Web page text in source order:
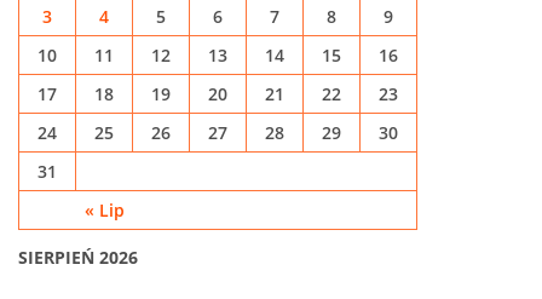
SIERPIEŃ 2026
« Lip
3
4 5 6 7 8
9
10
11 12 13 14 15
16
17
18 19 20 21 22
23
24
25 26 27 28 29
30
31